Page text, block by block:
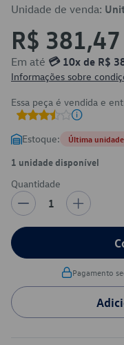
Unidade de venda:
R$ 381,47
Em até 💳 10x de R$
Informações sobre
Essa peça é vendida e
Estoque: Última unidade
1 unidade disponível
Quantidade
1
Pagamento